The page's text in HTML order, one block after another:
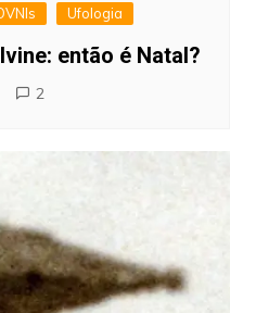
Ufologia
então é Natal?
2